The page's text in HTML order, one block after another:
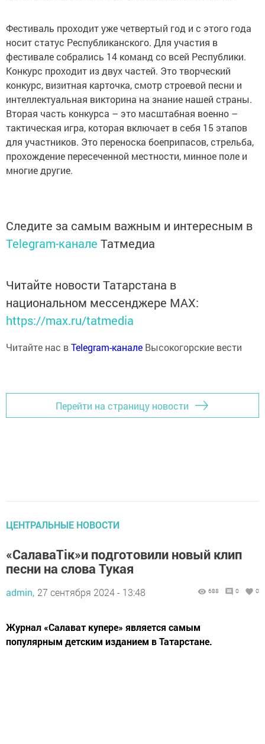
Фестиваль проходит уже четвертый год и с этого года
носит статус Республиканского. Для участия в
фестивале собрались 14 команд со всей Республики.
Конкурс проходит из двух частей. Это творческий
конкурс, визитная карточка, смотр строевой песни и
интеллектуальная викторина на знание нашей страны.
Вторая часть конкурса – это масштабная военно –
тактическая игра, которая включает в себя 15 этапов
для участников. Это переноска боеприпасов, стрельба,
прохождение пересеченной местности, минное поле и
многие другие.
Следите за самым важным и интересным в
Telegram-канале Татмедиа
Читайте новости Татарстана в
национальном мессенджере MАХ:
https://max.ru/tatmedia
Читайте нас вTelegram-канале Высокогорские вести
Перейти на страницу новости
ЦЕНТРАЛЬНЫЕ НОВОСТИ
«СалаваТік»и подготовили новый клип
песни на слова Тукая
admin, 27 сентября 2024 - 13:48 688 0 0
Журнал «Салават купере» является самым
популярным детским изданием в Татарстане.